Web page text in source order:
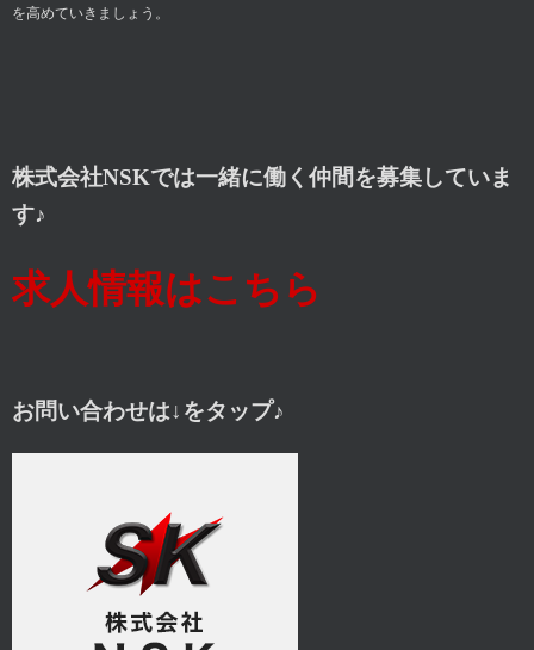
を高めていきましょう。
株式会社NSKでは一緒に働く仲間を募集していま
す♪
求人情報はこちら
お問い合わせは↓をタップ♪